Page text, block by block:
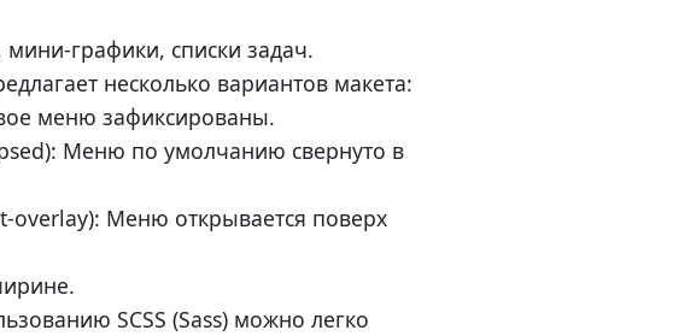
графики, списки задач.
несколько вариантов макета:
меню зафиксированы.
Меню по умолчанию свернуто в
overlay): Меню открывается поверх
SCSS (Sass) можно легко